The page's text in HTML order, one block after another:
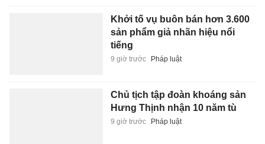
Khởi tố vụ buôn bán hơn 3.600
sản phẩm giả nhãn hiệu nổi
tiếng
9 giờ trước Pháp luật
Chủ tịch tập đoàn khoáng sản
Hưng Thịnh nhận 10 năm tù
9 giờ trước Pháp luật